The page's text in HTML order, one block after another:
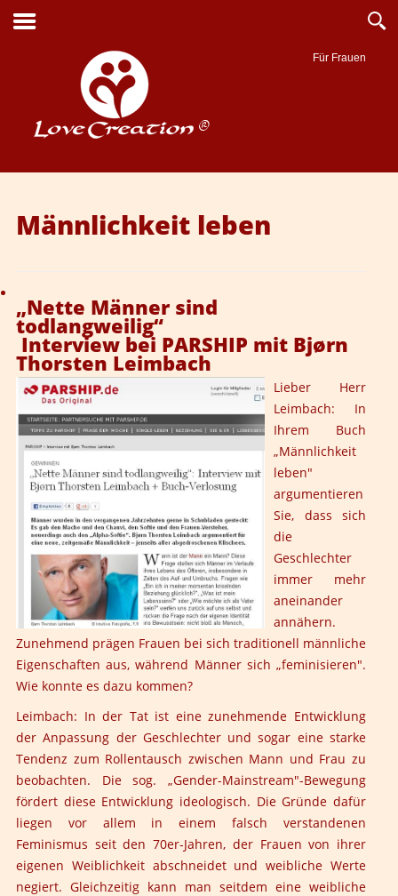
Für Frauen
Suche
Männlichkeit leben
„Nette Männer sind
todlangweilig“
Interview bei PARSHIP mit Bjørn
Thorsten Leimbach
Lieber Herr
Leimbach: In
Ihrem Buch
„Männlichkeit
leben"
argumentieren
Sie, dass sich
die
Geschlechter
immer mehr
aneinander
annähern.
Zunehmend prägen Frauen bei sich traditionell männliche
Eigenschaften aus, während Männer sich „feminisieren".
Wie konnte es dazu kommen?
Leimbach: In der Tat ist eine zunehmende Entwicklung
der Anpassung der Geschlechter und sogar eine starke
Tendenz zum Rollentausch zwischen Mann und Frau zu
beobachten. Die sog. „Gender-Mainstream"-Bewegung
fördert diese Entwicklung ideologisch. Die Gründe dafür
liegen vor allem in einem falsch verstandenen
Feminismus seit den 70er-Jahren, der Frauen von ihrer
eigenen Weiblichkeit abschneidet und weibliche Werte
negiert. Gleichzeitig kann man seitdem eine weibliche